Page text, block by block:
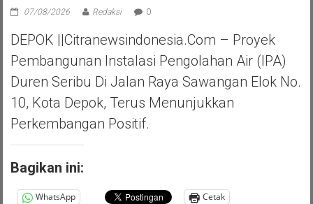
07/08/2026 Redaksi 0
DEPOK ||Citranewsindonesia.com – Proyek
Pembangunan Instalasi Pengolahan Air (IPA)
Duren Seribu Di Jalan Raya Sawangan Elok No.
10, Kota Depok, Terus Menunjukkan
Perkembangan Positif.
Bagikan ini:
WhatsApp Cetak